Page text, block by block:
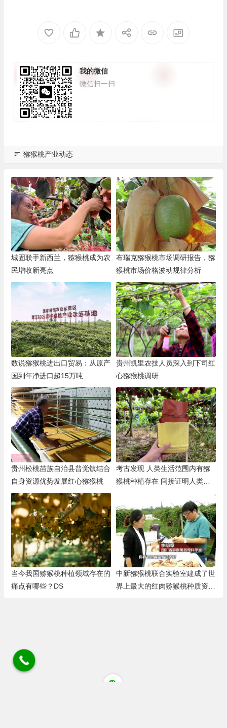
我的微信
微信扫一扫
猕猴桃产业动态
城固联手新西兰，猕猴桃成为农
民增收新亮点
布瑞克猕猴桃市场调研报告，猕
猴桃市场价格波动规律分析
数说猕猴桃进出口贸易：从原产
国到年净进口超15万吨
贵州凯里农技人员深入到下司红
心猕猴桃调研
贵州松桃苗族自治县普觉镇结合
自身资源优势发展红心猕猴桃
考古发现 人类生活范围内有猕
猴桃种植存在 间接证明人类种
当今我国猕猴桃种植领域存在的
痛点有哪些？DS
中新猕猴桃联合实验室建成了世
界上最大的红肉猕猴桃种质资源